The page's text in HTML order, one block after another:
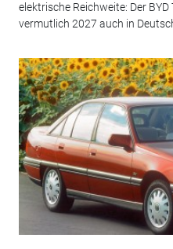
elektrische Reichweite: Der
vermutlich 2027 auch in